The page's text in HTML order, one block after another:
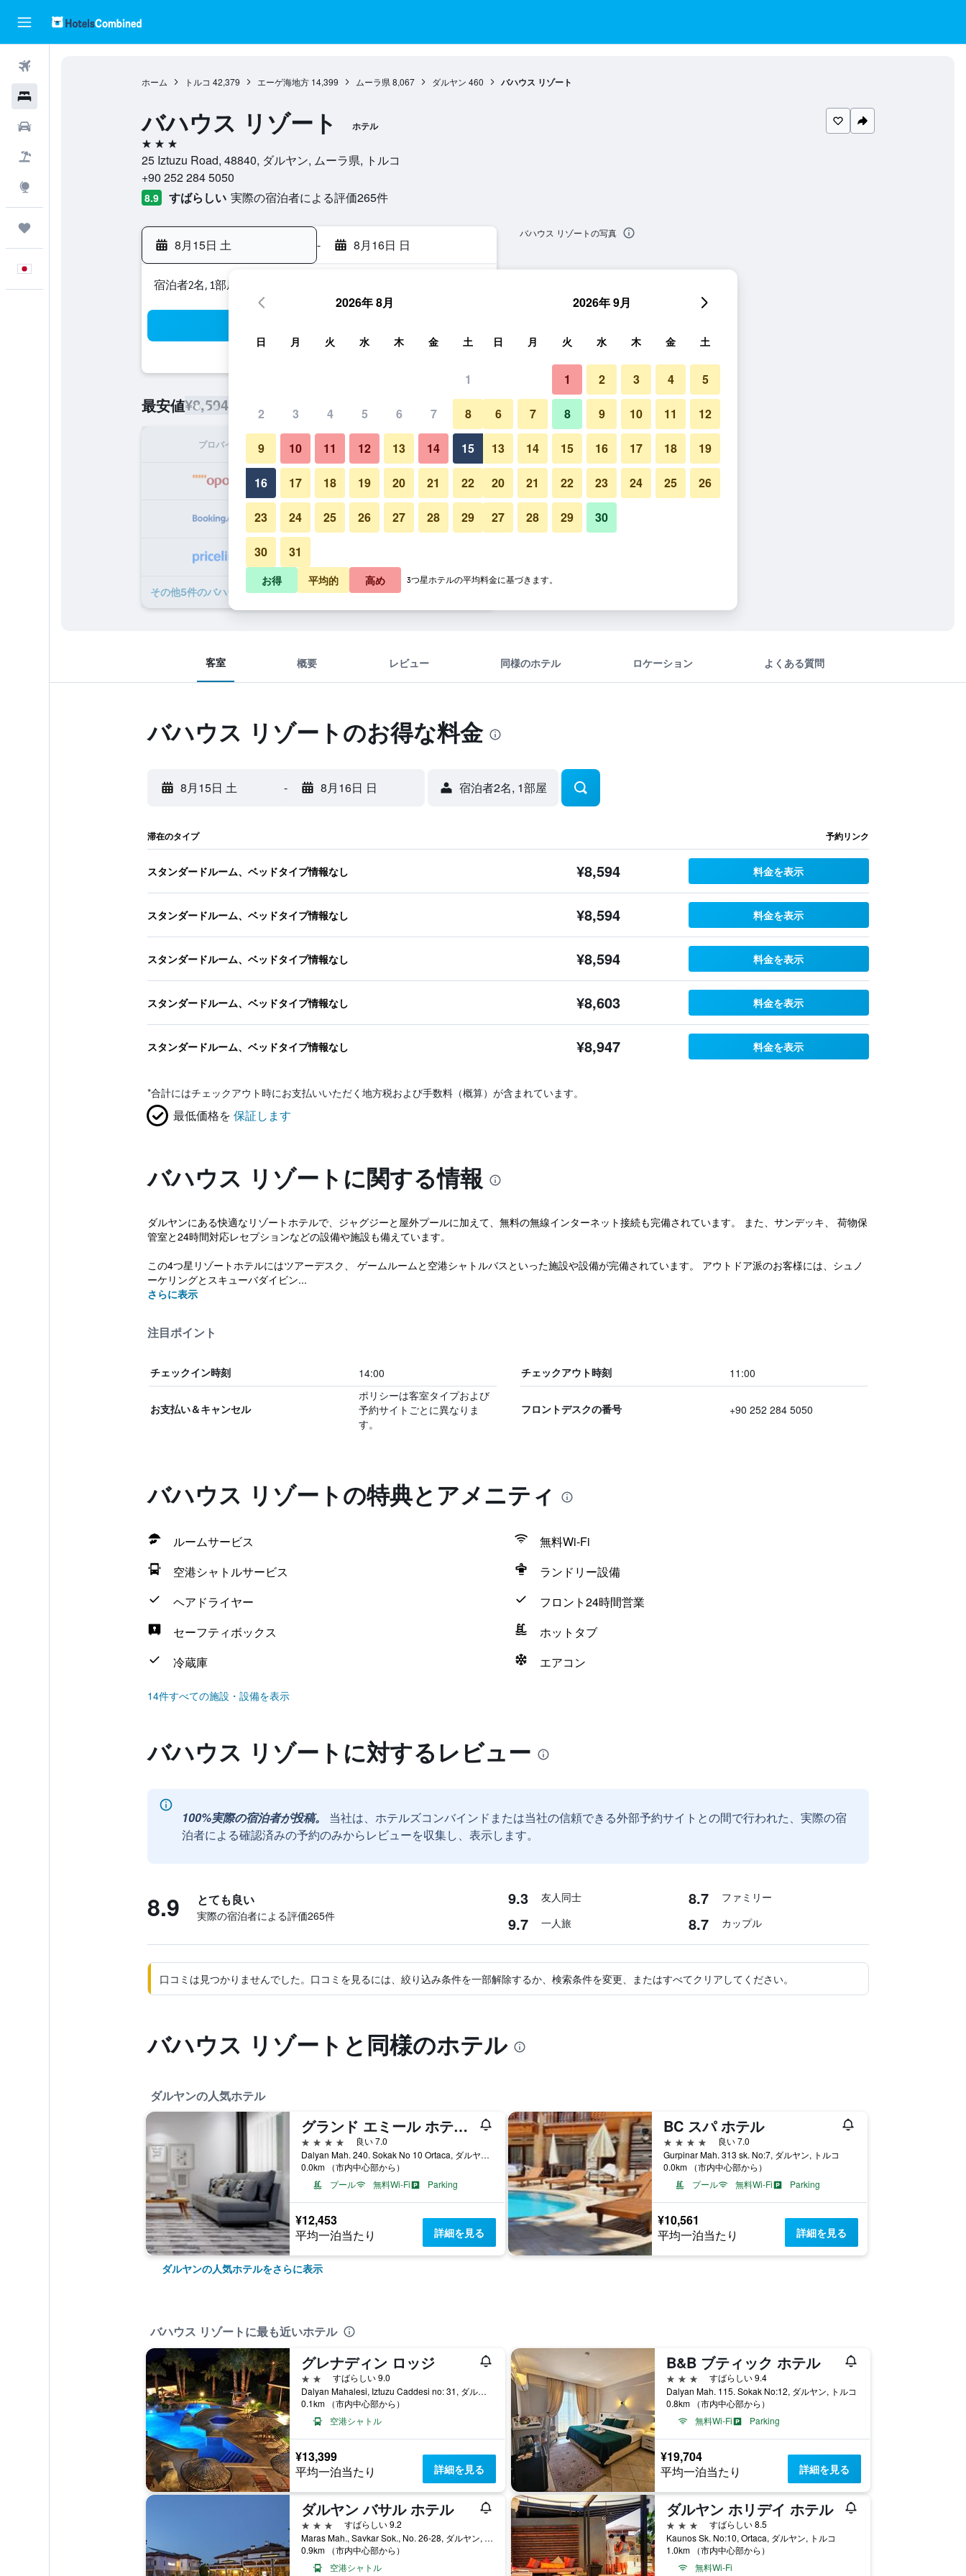
ホーム トルコ 42,379 エーゲ海地方 14,399 ムーラ県 8,067 ダルヤン 460 バハウス リゾート
バハウス リゾート ホテル
3つ星
25 Iztuzu Road, 48840, ダルヤン, ムーラ県, トルコ
+90 252 284 5050
8.9 すばらしい 実際の宿泊者による評価265​件
8月15日 土 - 8月16日 日
宿泊者2名, 1​部屋
最安値¥8,594/
プロバイダ 1泊あたり合計
¥8,594 プランを見る
¥8,594 プランを見る
​その他5​件のバハウス リゾートのオファー
バハウス リゾートの写真
客室 概要 レビュー 同様のホテル ロケーション よくある質問
バハウス リゾートのお得な料金
8月15日 土 - 8月16日 日 宿泊者2名, 1​部屋
滞在のタイプ 予約リンク
スタンダードルーム、ベッドタイプ情報なし ¥8,594 料金を表示
スタンダードルーム、ベッドタイプ情報なし ¥8,594 料金を表示
スタンダードルーム、ベッドタイプ情報なし ¥8,594 料金を表示
スタンダードルーム、ベッドタイプ情報なし ¥8,603 料金を表示
スタンダードルーム、ベッドタイプ情報なし ¥8,947 料金を表示
*合計にはチェックアウト時にお支払いいただく地方税および手数料（概算）が含まれています。
最低価格を 保証します
バハウス リゾートに関する情報
ダルヤンにある快適なリゾートホテルで、ジャグジーと屋外プールに加えて、無料の無線インターネット接続も完備されています。 また、サンデッキ、 荷物保
管室と24時間対応レセプションなどの設備や施設も備えています。
この4つ星リゾートホテルにはツアーデスク、 ゲームルームと空港シャトルバスといった施設や設備が完備されています。 アウトドア派のお客様には、シュノ
ーケリングとスキューバダイビン...
さらに表示
注目ポイント
チェックイン時刻 14:00 チェックアウト時刻 11:00
お支払い＆キャンセル
ポリシーは客室タイプおよび
予約サイトごとに異なりま
す。
フロントデスクの番号 +90 252 284 5050
バハウス リゾートの特典とアメニティ
ルームサービス
無料Wi-Fi
空港シャトルサービス
ランドリー設備
ヘアドライヤー
フロント24時間営業
セーフティボックス
ホットタブ
冷蔵庫
エアコン
14件すべての施設・設備を表示
バハウス リゾートに対するレビュー
100%実際の宿泊者が投稿。
当社は、ホテルズコンバインドまたは当社の信頼できる外部予約サイトとの間で行われた、実際の宿
泊者による確認済みの予約のみからレビューを収集し、表示します。
8.9 とても良い
実際の宿泊者による評価265​件
9.3 友人同士 8.7 ファミリー
9.7 一人旅 8.7 カップル
口コミは見つかりませんでした。口コミを見るには、絞り込み条件を一部解除するか、検索条件を変更、またはすべてクリアしてください。
バハウス リゾートと同様のホテル
ダルヤンの人気ホテル
グランド エミール ホテル & スパ
4つ星
良い 7.0
Dalyan Mah. 240. Sokak No 10 Ortaca, ダルヤン, トルコ
0.0km （市内中心部から）
プール
無料Wi-Fi Parking
¥12,453
平均一泊当たり 詳細を見る
BC スパ ホテル
4つ星
良い 7.0
Gurpinar Mah. 313 sk. No:7, ダルヤン, トルコ
0.0km （市内中心部から）
プール
無料Wi-Fi Parking
¥10,561
平均一泊当たり 詳細を見る
ダルヤンの人気ホテルをさらに表示
バハウス リゾートに最も近いホテル
グレナディン ロッジ
2つ星
すばらしい 9.0
Dalyan Mahalesi, Iztuzu Caddesi no: 31, ダルヤン, トルコ
0.1km （市内中心部から）
空港シャトル
¥13,399
平均一泊当たり 詳細を見る
B&B ブティック ホテル
3つ星
すばらしい 9.4
Dalyan Mah. 115. Sokak No:12, ダルヤン, トルコ
0.8km （市内中心部から）
無料Wi-Fi
Parking
¥19,704
平均一泊当たり 詳細を見る
ダルヤン バサル ホテル
3つ星
すばらしい 9.2
Maras Mah., Savkar Sok., No. 26-28, ダルヤン, トルコ
0.9km （市内中心部から）
空港シャトル
ダルヤン ホリデイ ホテル
3つ星
すばらしい 8.5
Kaunos Sk. No:10, Ortaca, ダルヤン, トルコ
1.0km （市内中心部から）
無料Wi-Fi
2026年 8月
日 月 火 水 木 金 土
1
2 3 4 5 6 7 8
9 10 11 12 13 14 15
16 17 18 19 20 21 22
23 24 25 26 27 28 29
30 31
2026年 9月
日 月 火 水 木 金 土
1 2 3 4 5
6 7 8 9 10 11 12
13 14 15 16 17 18 19
20 21 22 23 24 25 26
27 28 29 30
お得 平均的 高め 3つ星ホテルの平均料金に基づきます。